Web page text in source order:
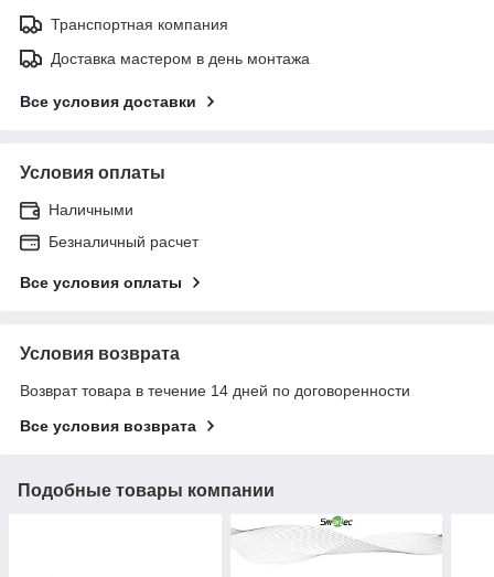
Транспортная компания
Доставка мастером в день монтажа
Все условия доставки
Условия оплаты
Наличными
Безналичный расчет
Все условия оплаты
Условия возврата
Возврат товара в течение 14 дней по договоренности
Все условия возврата
Подобные товары компании